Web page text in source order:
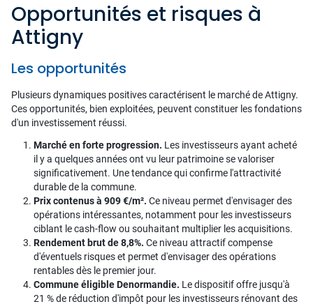
Opportunités et risques à
Attigny
Les opportunités
Plusieurs dynamiques positives caractérisent le marché de Attigny.
Ces opportunités, bien exploitées, peuvent constituer les fondations
d'un investissement réussi.
Marché en forte progression. Les investisseurs ayant acheté
il y a quelques années ont vu leur patrimoine se valoriser
significativement. Une tendance qui confirme l'attractivité
durable de la commune.
Prix contenus à 909 €/m². Ce niveau permet d'envisager des
opérations intéressantes, notamment pour les investisseurs
ciblant le cash-flow ou souhaitant multiplier les acquisitions.
Rendement brut de 8,8%. Ce niveau attractif compense
d'éventuels risques et permet d'envisager des opérations
rentables dès le premier jour.
Commune éligible Denormandie. Le dispositif offre jusqu'à
21 % de réduction d'impôt pour les investisseurs rénovant des